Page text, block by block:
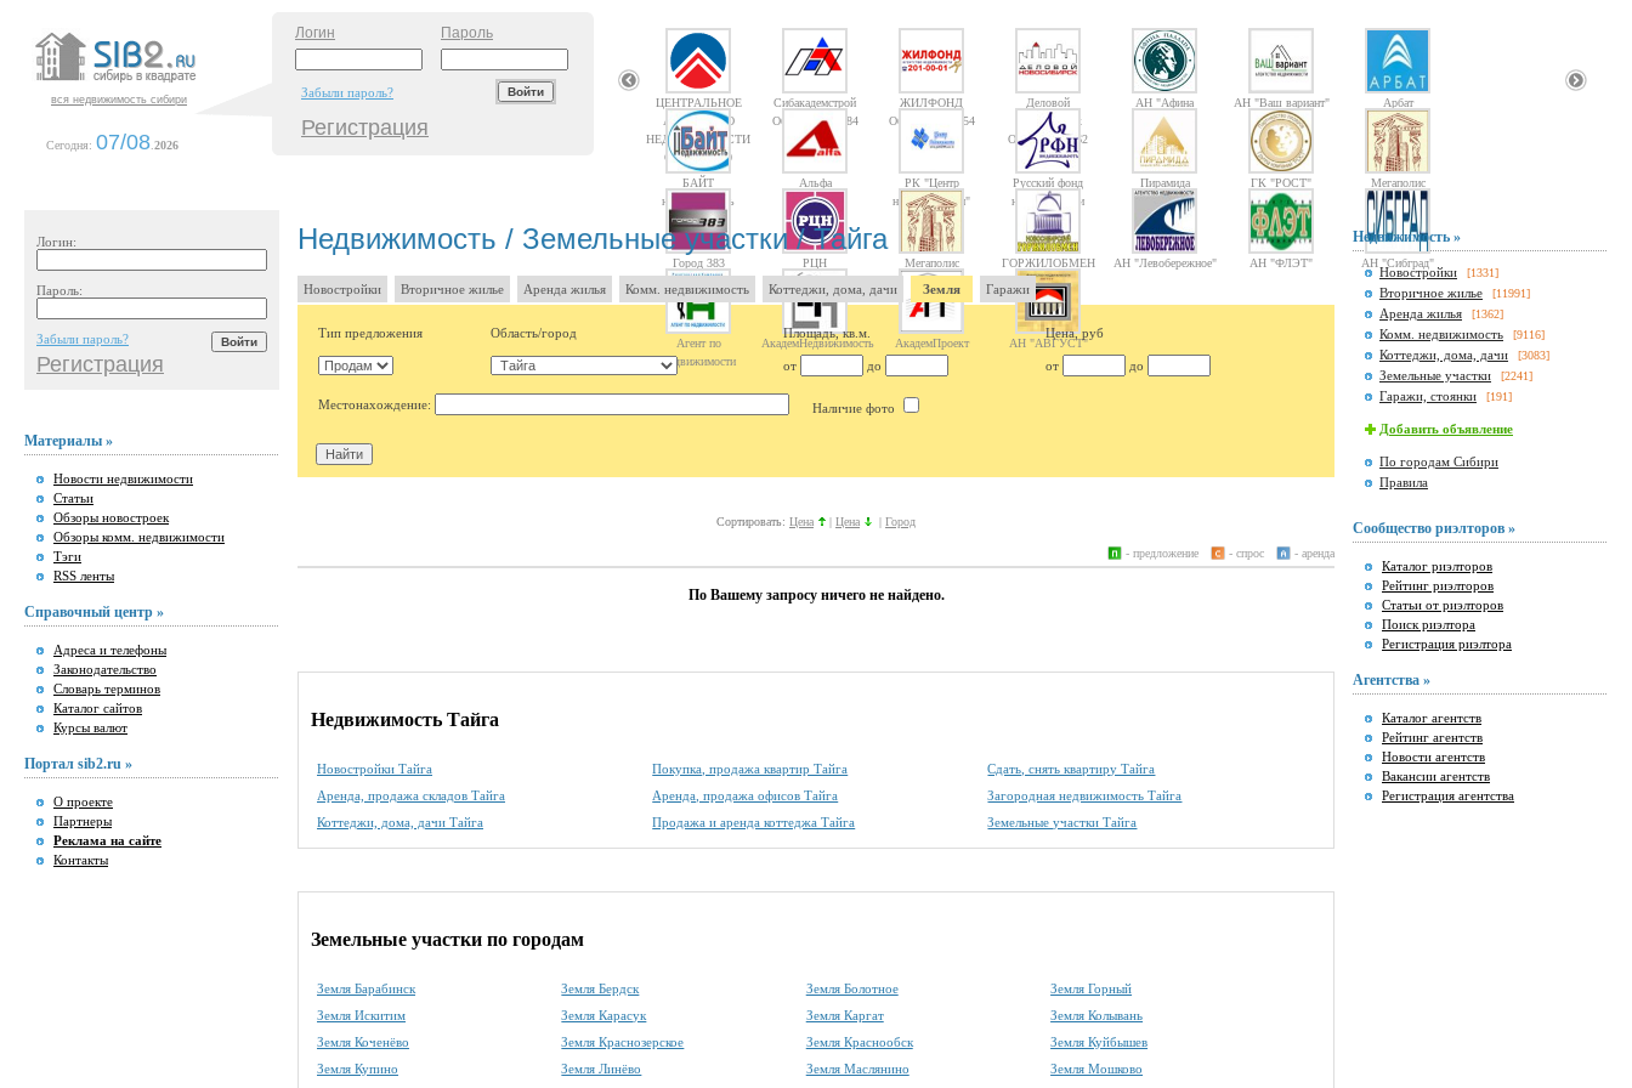
вся недвижимость сибири
Сегодня: 07/08 2026
Логин Пароль
Забыли пароль?
Регистрация
ЦЕНТРАЛЬНОЕ
АГЕНТСТВО
НЕДВИЖИМОСТИ
Объектов: 10
Сибакадемстрой
Объектов: 10084
ЖИЛФОНД
Объектов: 14754
Деловой
Новосибирск
Объектов: 1362
АН "Афина
Паллада"
АН "Ваш вариант" Арбат
БАЙТ
недвижимость
Альфа
РК "Центр
недвижимости"
Русский фонд
недвижимости
Пирамида ГК "РОСТ" Мегаполис
Город 383 РЦН Мегаполис ГОРЖИЛОБМЕН АН "Левобережное" АН "ФЛЭТ" АН "Сибград"
Агент по
Недвижимости
АкадемНедвижимость АкадемПроект АН "АВГУСТ"
Логин:
Пароль:
Забыли пароль?
Регистрация
Материалы »
Новости недвижимости
Статьи
Обзоры новостроек
Обзоры комм. недвижимости
Тэги
RSS ленты
Справочный центр »
Адреса и телефоны
Законодательство
Словарь терминов
Каталог сайтов
Курсы валют
Портал sib2.ru »
О проекте
Партнеры
Реклама на сайте
Контакты
Недвижимость / Земельные участки / Тайга
Новостройки Вторичное жилье Аренда жилья Комм. недвижимость Коттеджи, дома, дачи Земля Гаражи
Тип предложения Область/город Площадь, кв.м. Цена, руб
от до от до
Местонахождение: Наличие фото
Сортировать: Цена | Цена | Город
- аренда
- спрос
- предложение
По Вашему запросу ничего не найдено.
Недвижимость Тайга
Новостройки Тайга Покупка, продажа квартир Тайга
Сдать, снять квартиру Тайга
Аренда, продажа складов Тайга
Аренда, продажа офисов Тайга
Загородная недвижимость Тайга
Коттеджи, дома, дачи Тайга
Продажа и аренда коттеджа Тайга Земельные участки Тайга
Земельные участки по городам
Земля Барабинск Земля Бердск Земля Болотное
Земля Горный
Земля Искитим
Земля Карасук Земля Каргат
Земля Колывань
Земля Коченёво
Земля Краснозерское Земля Краснообск
Земля Куйбышев
Земля Купино
Земля Линёво Земля Маслянино Земля Мошково
Недвижимость »
Новостройки [1331]
Вторичное жилье [11991]
Аренда жилья [1362]
Комм. недвижимость [9116]
Коттеджи, дома, дачи [3083]
Земельные участки [2241]
Гаражи, стоянки [191]
Добавить объявление
По городам Сибири
Правила
Сообщество риэлторов »
Каталог риэлторов
Рейтинг риэлторов
Статьи от риэлторов
Поиск риэлтора
Регистрация риэлтора
Агентства »
Каталог агентств
Рейтинг агентств
Новости агентств
Вакансии агентств
Регистрация агентства